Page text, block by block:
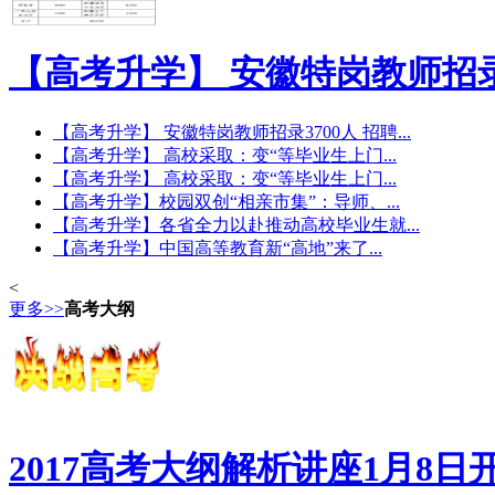
【高考升学】 安徽特岗教师招
【高考升学】 安徽特岗教师招录3700人 招聘...
【高考升学】 高校采取：变“等毕业生上门...
【高考升学】 高校采取：变“等毕业生上门...
【高考升学】校园双创“相亲市集”：导师、...
【高考升学】各省全力以赴推动高校毕业生就...
【高考升学】中国高等教育新“高地”来了...
<
更多>>高考大纲
2017高考大纲解析讲座1月8日